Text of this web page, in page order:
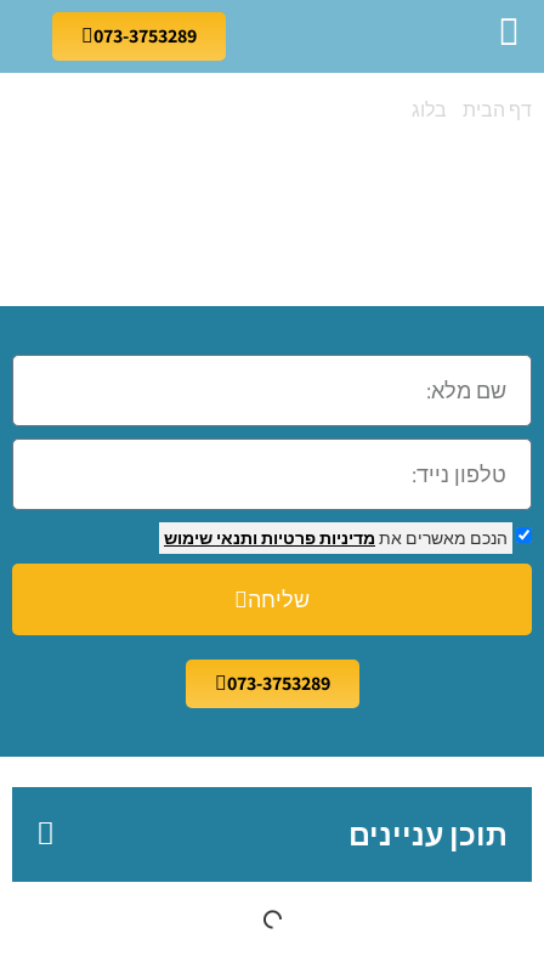
073-3753289
דף הבית בלוג
הנכם מאשרים את מדיניות פרטיות ותנאי שימוש
שליחה
073-3753289
תוכן עניינים